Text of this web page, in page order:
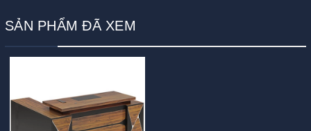
SẢN PHẨM ĐÃ XEM